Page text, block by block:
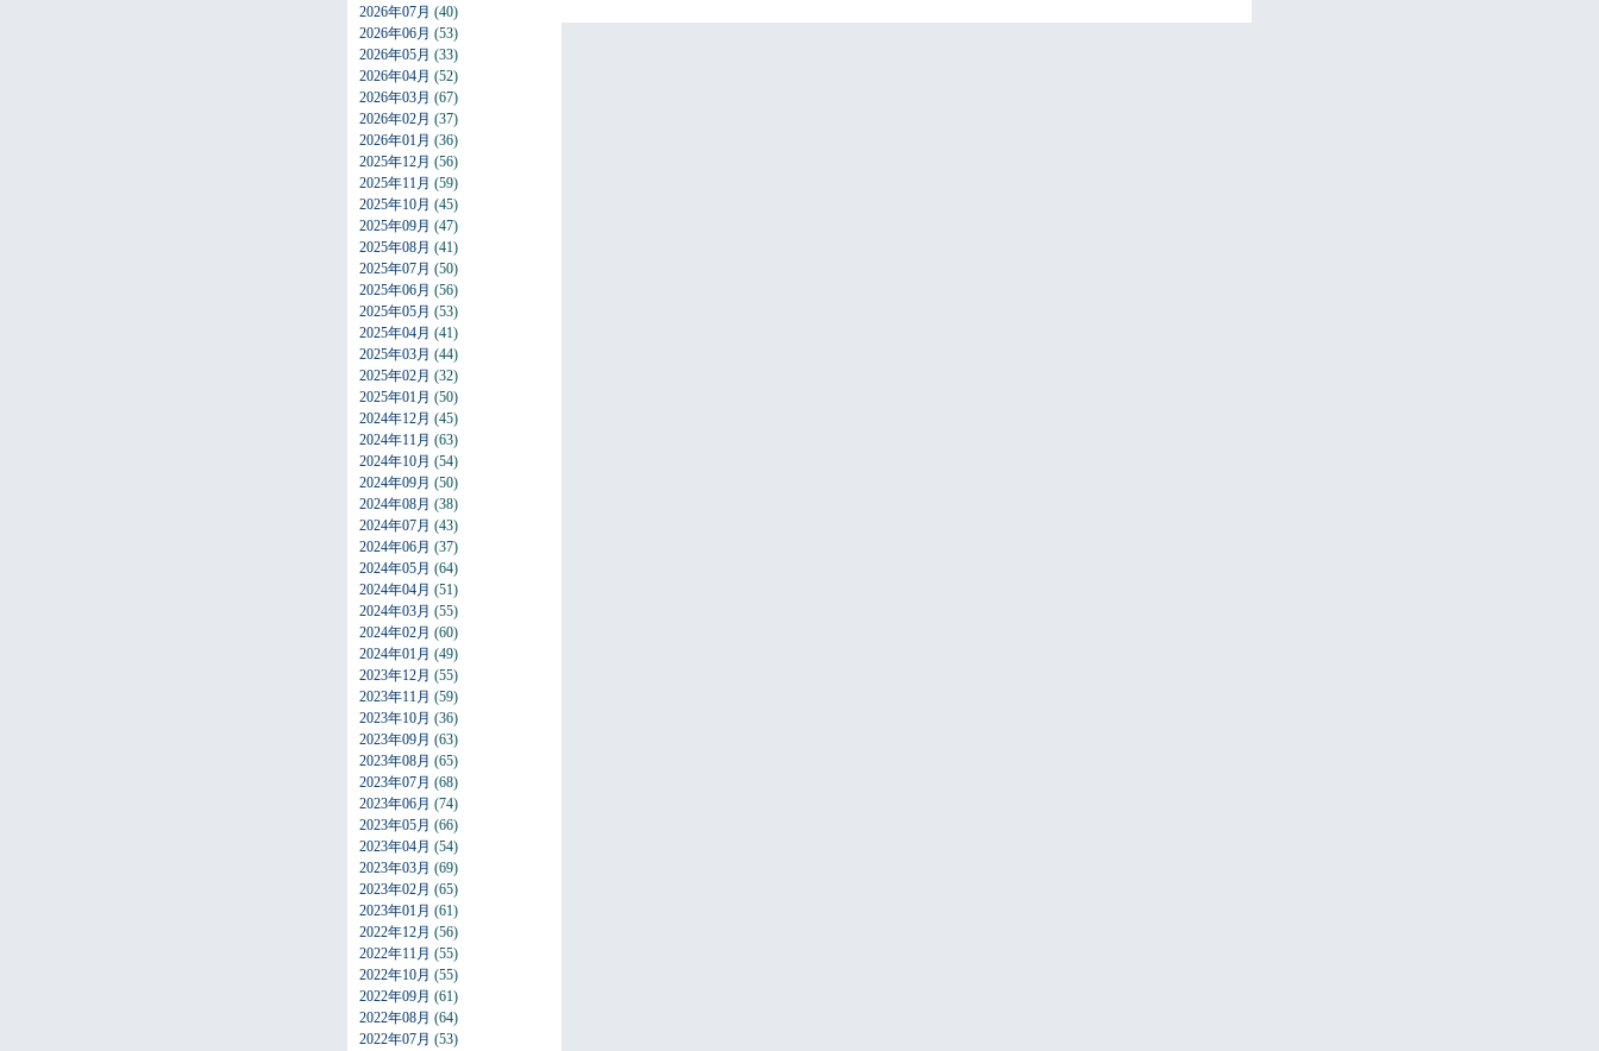
2026年07月 (40)
2026年06月 (53)
2026年05月 (33)
2026年04月 (52)
2026年03月 (67)
2026年02月 (37)
2026年01月 (36)
2025年12月 (56)
2025年11月 (59)
2025年10月 (45)
2025年09月 (47)
2025年08月 (41)
2025年07月 (50)
2025年06月 (56)
2025年05月 (53)
2025年04月 (41)
2025年03月 (44)
2025年02月 (32)
2025年01月 (50)
2024年12月 (45)
2024年11月 (63)
2024年10月 (54)
2024年09月 (50)
2024年08月 (38)
2024年07月 (43)
2024年06月 (37)
2024年05月 (64)
2024年04月 (51)
2024年03月 (55)
2024年02月 (60)
2024年01月 (49)
2023年12月 (55)
2023年11月 (59)
2023年10月 (36)
2023年09月 (63)
2023年08月 (65)
2023年07月 (68)
2023年06月 (74)
2023年05月 (66)
2023年04月 (54)
2023年03月 (69)
2023年02月 (65)
2023年01月 (61)
2022年12月 (56)
2022年11月 (55)
2022年10月 (55)
2022年09月 (61)
2022年08月 (64)
2022年07月 (53)